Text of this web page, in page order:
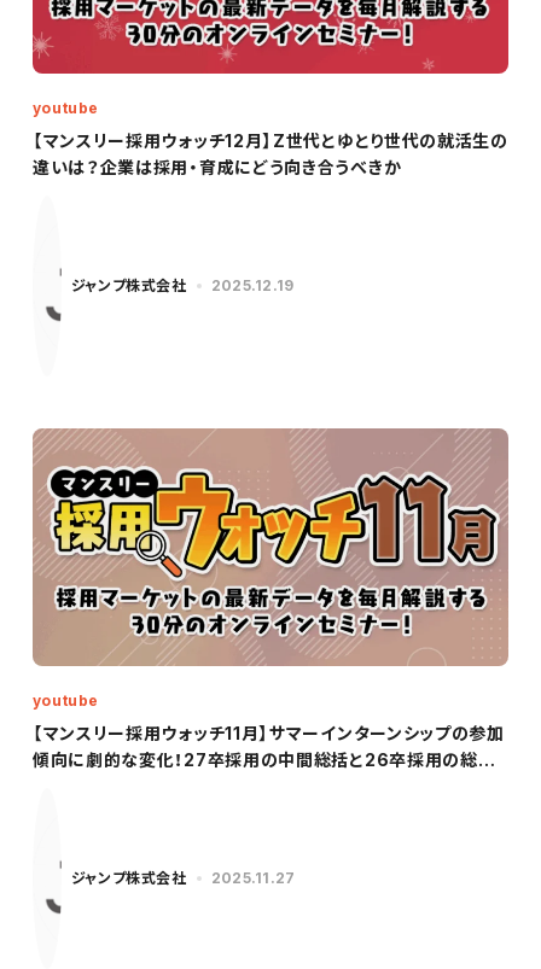
【マンスリー採用ウォッチ12月】Z世代とゆとり世代の就活生の
違いは？企業は採用・育成にどう向き合うべきか
youtube
ジャンプ株式会社 2025.12.19
【マンスリー採用ウォッチ11月】サマーインターンシップの参加
傾向に劇的な変化！27卒採用の中間総括と26卒採用の総括
youtube
ジャンプ株式会社 2025.11.27